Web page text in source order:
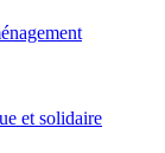
et solidaire